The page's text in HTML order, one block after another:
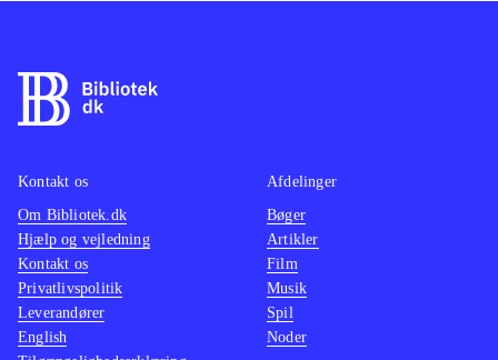
Kontakt os
Om Bibliotek.dk
Hjælp og vejledning
Kontakt os
Privatlivspolitik
Leverandører
English
Afdelinger
Bøger
Artikler
Film
Musik
Spil
Noder